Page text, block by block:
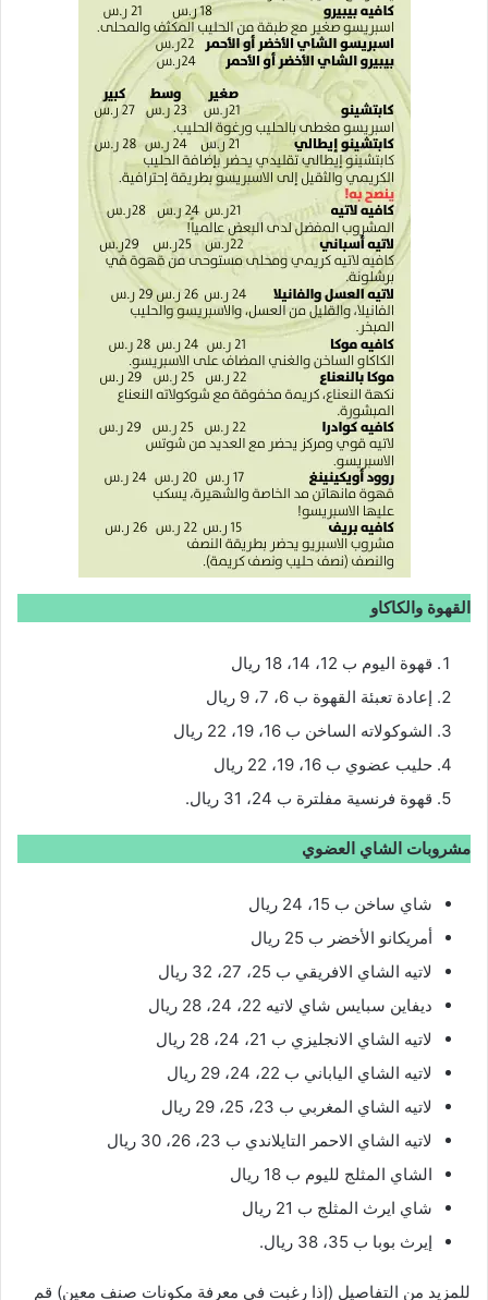
القهوة والكاكاو
قهوة اليوم ب 12، 14، 18 ريال
إعادة تعبئة القهوة ب 6، 7، 9 ريال
الشوكولاته الساخن ب 16، 19، 22 ريال
حليب عضوي ب 16، 19، 22 ريال
قهوة فرنسية مفلترة ب 24، 31 ريال.
مشروبات الشاي العضوي
شاي ساخن ب 15، 24 ريال
أمريكانو الأخضر ب 25 ريال
لاتيه الشاي الافريقي ب 25، 27، 32 ريال
ديفاين سبايس شاي لاتيه 22، 24، 28 ريال
لاتيه الشاي الانجليزي ب 21، 24، 28 ريال
لاتيه الشاي الياباني ب 22، 24، 29 ريال
لاتيه الشاي المغربي ب 23، 25، 29 ريال
لاتيه الشاي الاحمر التايلاندي ب 23، 26، 30 ريال
الشاي المثلج لليوم ب 18 ريال
شاي ايرث المثلج ب 21 ريال
إيرث بوبا ب 35، 38 ريال.
للمزيد من التفاصيل (إذا رغبت في معرفة مكونات صنف معين) قم